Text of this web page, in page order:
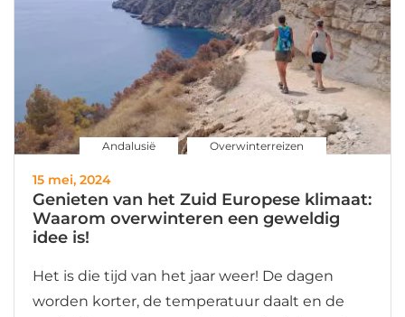
Andalusië Overwinterreizen
15 mei, 2024
Genieten van het Zuid Europese klimaat:
Waarom overwinteren een geweldig
idee is!
Het is die tijd van het jaar weer! De dagen
worden korter, de temperatuur daalt en de